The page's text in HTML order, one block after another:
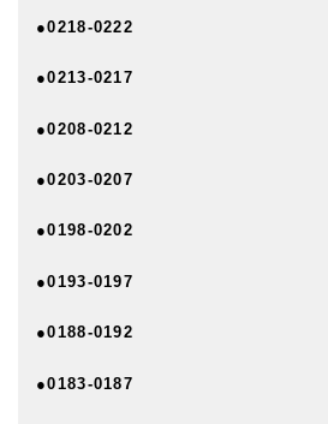
●0218-0222
●0213-0217
●0208-0212
●0203-0207
●0198-0202
●0193-0197
●0188-0192
●0183-0187